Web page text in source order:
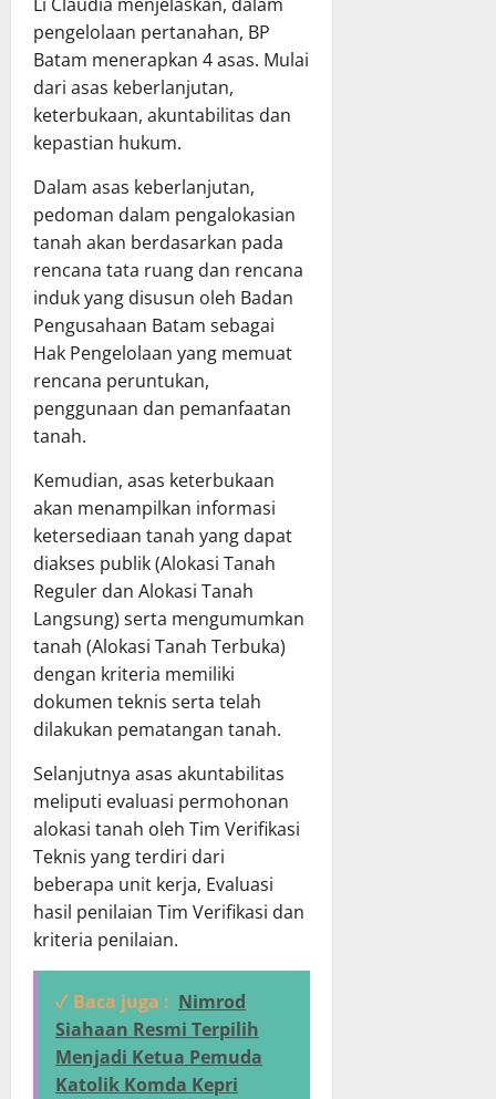
pengelolaan pertanahan, BP
Batam menerapkan 4 asas. Mulai
dari asas keberlanjutan,
keterbukaan, akuntabilitas dan
kepastian hukum.
Dalam asas keberlanjutan,
pedoman dalam pengalokasian
tanah akan berdasarkan pada
rencana tata ruang dan rencana
induk yang disusun oleh Badan
Pengusahaan Batam sebagai
Hak Pengelolaan yang memuat
rencana peruntukan,
penggunaan dan pemanfaatan
tanah.
Kemudian, asas keterbukaan
akan menampilkan informasi
ketersediaan tanah yang dapat
diakses publik (Alokasi Tanah
Reguler dan Alokasi Tanah
Langsung) serta mengumumkan
tanah (Alokasi Tanah Terbuka)
dengan kriteria memiliki
dokumen teknis serta telah
dilakukan pematangan tanah.
Selanjutnya asas akuntabilitas
meliputi evaluasi permohonan
alokasi tanah oleh Tim Verifikasi
Teknis yang terdiri dari
beberapa unit kerja, Evaluasi
hasil penilaian Tim Verifikasi dan
kriteria penilaian.
✓ Baca juga : Nimrod
Siahaan Resmi Terpilih
Menjadi Ketua Pemuda
Katolik Komda Kepri